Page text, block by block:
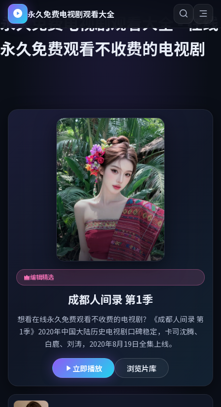
永久免费电视剧观看大全
永久免费电视剧观看大全-在线
永久免费观看不收费的电视剧
编辑精选
成都人间录 第1季
想看在线永久免费观看不收费的电视剧？《成都人间录 第
1季》2020年中国大陆历史电视剧口碑稳定，卡司沈腾、
白鹿、刘涛，2020年8月19日全集上线。
立即播放 浏览片库